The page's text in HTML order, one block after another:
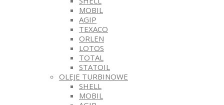
MOBIL
AGIP
TEXACO
ORLEN
LOTOS
TOTAL
STATOIL
OLEJE TURBINOWE
SHELL
MOBIL